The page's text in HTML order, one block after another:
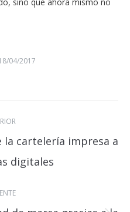
04/2017
la cartelería impresa a
digitales